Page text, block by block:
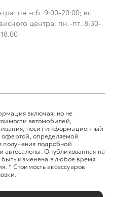
пн.-сб. 9:00-20:00; вс.
центра: пн.-пт. 8:30-
включая, но не
автомобилей,
носит информационный
офертой, определяемой
получения подробной
Опубликованная на
изменена в любое время
* Стоимость аксессуаров